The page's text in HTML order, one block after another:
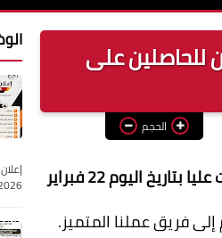
للحاصلين على
الحجم
اليوم 22 فبراير
فريق عملنا المتميز.
2027/2026 تعلن